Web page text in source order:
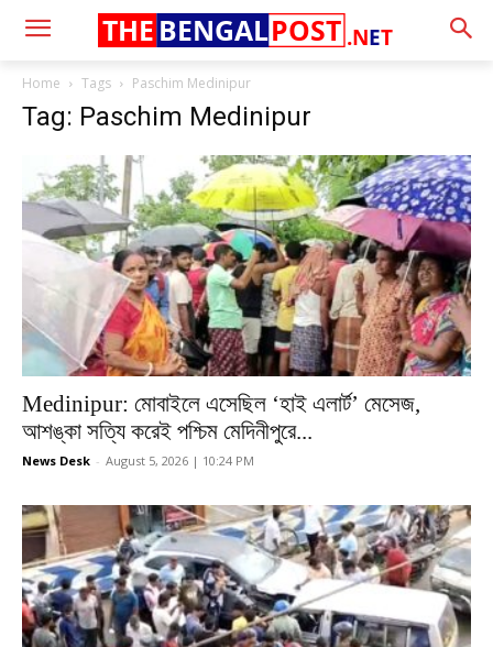
.NET
THE BENGALPOST
Home Tags Paschim Medinipur
Tag: Paschim Medinipur
Medinipur: মোবাইলে এসেছিল ‘হাই এলার্ট’ মেসেজ,
আশঙ্কা সত্যি করেই পশ্চিম মেদিনীপুরে...
News Desk - August 5, 2026 | 10:24 PM